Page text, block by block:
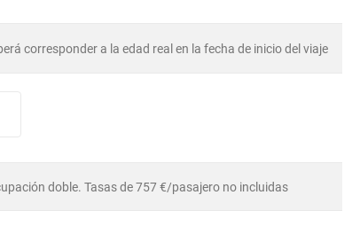
corresponder a la edad real en la fecha de inicio del viaje
doble. Tasas de 757 €/pasajero no incluidas